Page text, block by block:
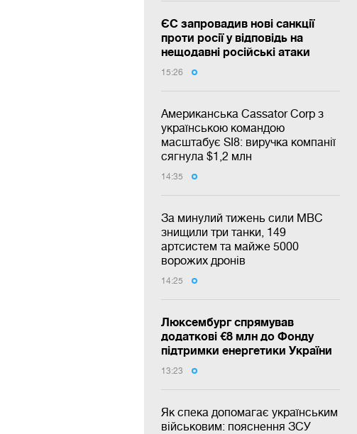
ЄС запровадив нові санкції
проти росії у відповідь на
нещодавні російські атаки
15:26
Американська Cassator Corp з
українською командою
масштабує SI8: виручка компанії
сягнула $1,2 млн
14:35
За минулий тижень сили МВС
знищили три танки, 149
артсистем та майже 5000
ворожих дронів
14:25
Люксембург спрямував
додаткові €8 млн до Фонду
підтримки енергетики України
13:23
Як спека допомагає українським
військовим: пояснення ЗСУ